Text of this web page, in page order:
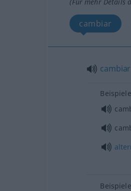
cambiar
cambiar
Beispiele
Beispiele